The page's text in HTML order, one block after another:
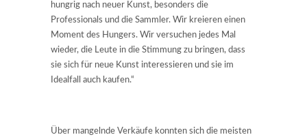
hungrig nach neuer Kunst, besonders die
Professionals und die Sammler. Wir kreieren einen
Moment des Hungers. Wir versuchen jedes Mal
wieder, die Leute in die Stimmung zu bringen, dass
sie sich für neue Kunst interessieren und sie im
Idealfall auch kaufen.“
Über mangelnde Verkäufe konnten sich die meisten